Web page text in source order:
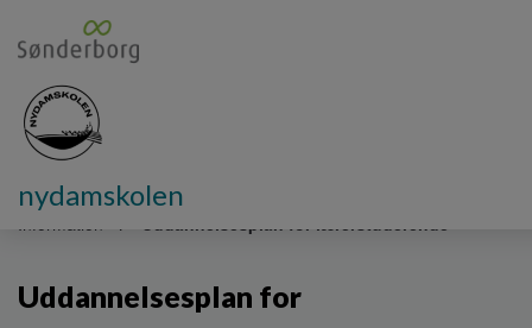
nydamskolen
Information Uddannelsesplan for lærerstuderende
Uddannelsesplan for